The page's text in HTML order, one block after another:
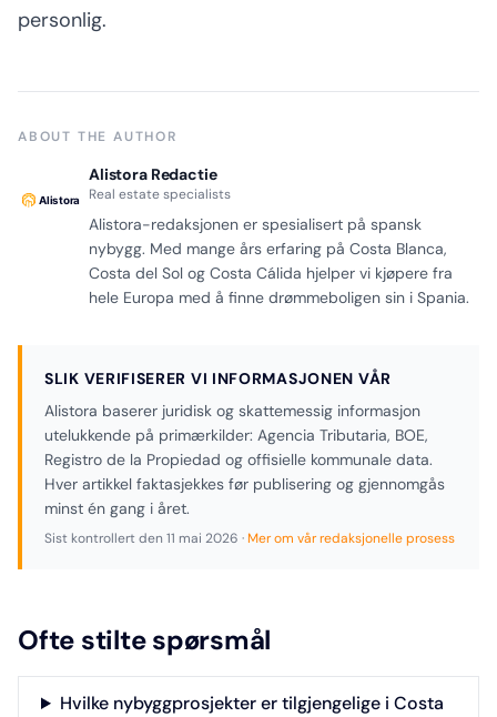
personlig.
ABOUT THE AUTHOR
Alistora Redactie
Real estate specialists
Alistora-redaksjonen er spesialisert på spansk
nybygg. Med mange års erfaring på Costa Blanca,
Costa del Sol og Costa Cálida hjelper vi kjøpere fra
hele Europa med å finne drømmeboligen sin i Spania.
SLIK VERIFISERER VI INFORMASJONEN VÅR
Alistora baserer juridisk og skattemessig informasjon
utelukkende på primærkilder: Agencia Tributaria, BOE,
Registro de la Propiedad og offisielle kommunale data.
Hver artikkel faktasjekkes før publisering og gjennomgås
minst én gang i året.
Sist kontrollert den 11 mai 2026 ·Mer om vår redaksjonelle prosess
Ofte stilte spørsmål
Hvilke nybyggprosjekter er tilgjengelige i Costa